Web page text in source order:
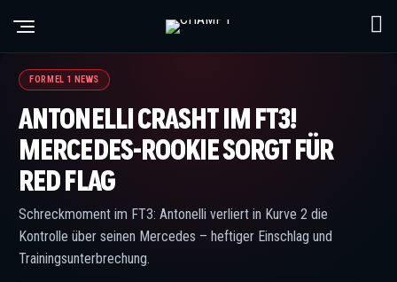
FORMEL 1 NEWS
ANTONELLI CRASHT IM FT3!
MERCEDES-ROOKIE SORGT FÜR
RED FLAG
Schreckmoment im FT3: Antonelli verliert in Kurve 2 die
Kontrolle über seinen Mercedes – heftiger Einschlag und
Trainingsunterbrechung.